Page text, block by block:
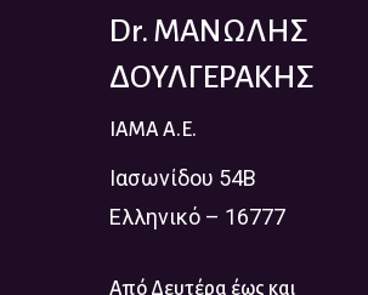
Dr. ΜΑΝΩΛΗΣ
ΔΟΥΛΓΕΡΑΚΗΣ
IAMA A.E.
Ιασωνίδου 54Β
Ελληνικό – 16777
Από Δευτέρα έως και